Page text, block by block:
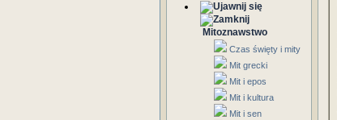
Mitoznawstwo
Czas święty i mity
Mit grecki
Mit i epos
Mit i kultura
Mit i sen